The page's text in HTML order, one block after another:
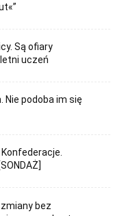
Są ofiary
uczeń
Nie podoba im się
bez